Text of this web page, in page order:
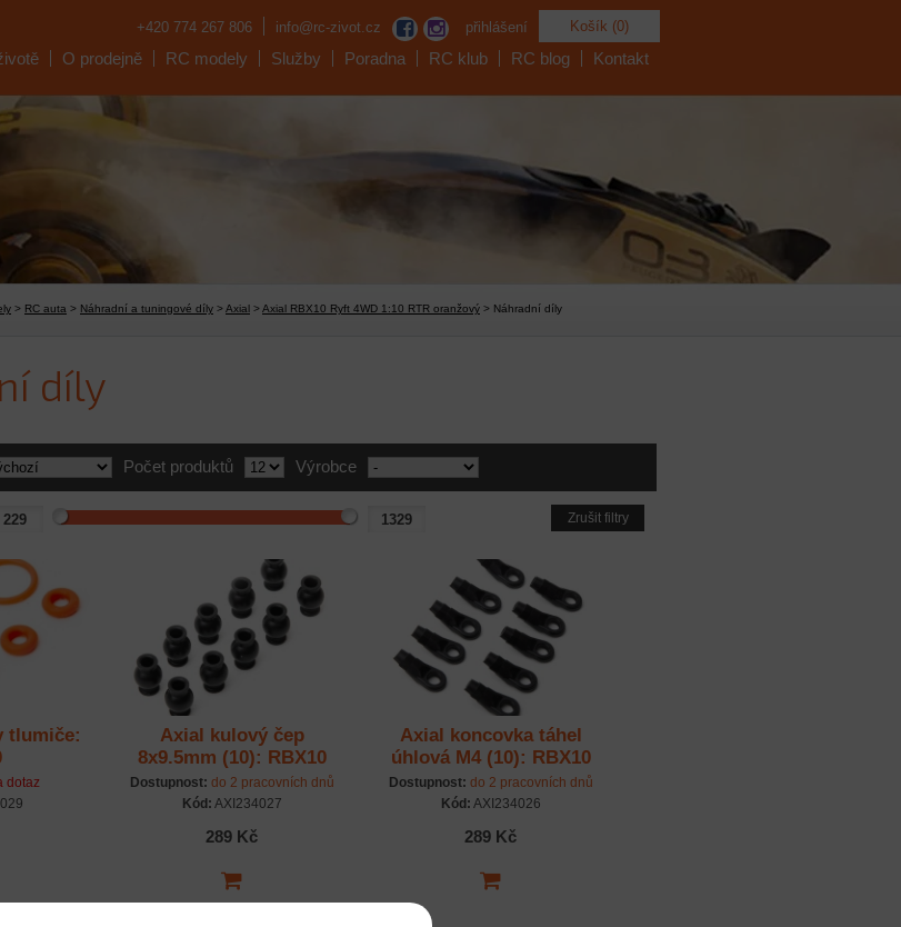
Košík (0)
přihlášení
+420 774 267 806 info@rc-zivot.cz
O prodejně RC modely Služby Poradna RC klub RC blog Kontakt
> RC auta > Náhradní a tuningové díly >Axial >Axial RBX10 Ryft 4WD 1:10 RTR oranžový > Náhradní díly
díly
Počet produktů Výrobce
Zrušit filtry
tlumiče:
dotaz
Axial kulový čep
8x9.5mm (10): RBX10
Dostupnost: do 2 pracovních dnů
Kód: AXI234027
289 Kč
Axial koncovka táhel
úhlová M4 (10): RBX10
Dostupnost: do 2 pracovních dnů
Kód: AXI234026
289 Kč